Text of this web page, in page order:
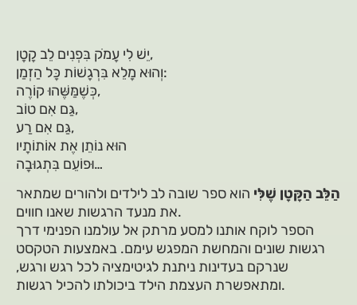
יֵשׁ לִי עָמֹק בִּפְנִים לֵב קָטָן,
וְהוּא מָלֵא בִּרְגָשׁוֹת כָּל הַזְמַן:
כְּשֶׁמַּשֶּׁהוּ קוֹרֶה,
גַּם אִם טוֹב,
גַּם אִם רַע,
הוּא נוֹתֵן אֶת אוֹתוֹתָיו
וּפוֹעֵם בִּתְגוּבָה…
הַלֵּב הַקָּטָן שֶׁלִּי הוא ספר שובה לב לילדים ולהורים שמתאר
את מנעד הרגשות שאנו חווים.
הספר לוקח אותנו למסע מרתק אל עולמנו הפנימי דרך
רגשות שונים והמחשת המפגש עימם. באמצעות הטקסט
שנרקם בעדינות ניתנת לגיטימציה לכל רגש ורגש,
ומתאפשרת העצמת הילד ביכולתו להכיל רגשות.